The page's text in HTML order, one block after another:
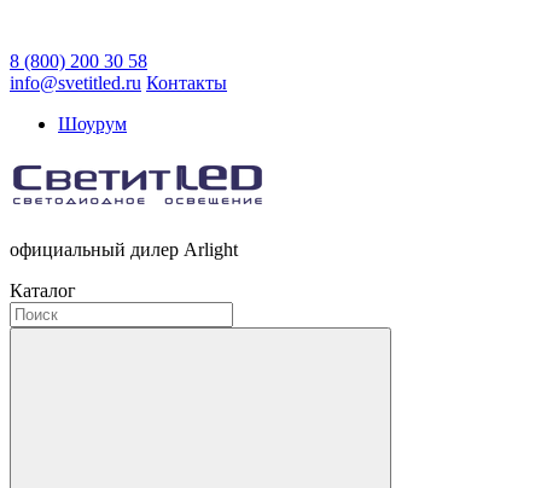
8 (800) 200 30 58
info@svetitled.ru Контакты
Шоурум
официальный дилер Arlight
Каталог